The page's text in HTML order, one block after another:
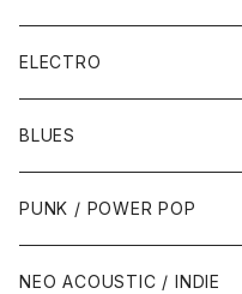
ELECTRO
BLUES
PUNK / POWER POP
NEO ACOUSTIC / INDIE